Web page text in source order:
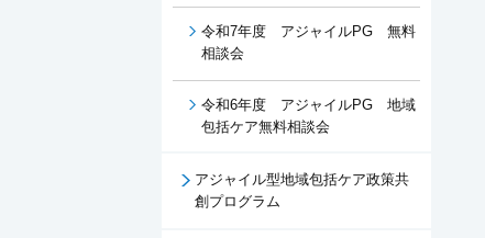
令和7年度 アジャイルPG 無料
相談会
令和6年度 アジャイルPG 地域
包括ケア無料相談会
アジャイル型地域包括ケア政策共
創プログラム